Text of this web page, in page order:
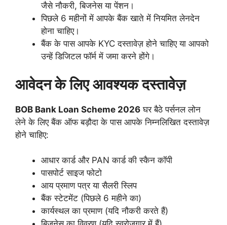
जैसे नौकरी, बिजनेस या पेंशन।
पिछले 6 महीनों में आपके बैंक खाते में नियमित लेनदेन
होना चाहिए।
बैंक के पास आपके KYC दस्तावेज़ होने चाहिए या आपको
उन्हें डिजिटल फॉर्म में जमा करने होंगे।
आवेदन के लिए आवश्यक दस्तावेज़
BOB Bank Loan Scheme 2026 घर बैठे पर्सनल लोन
लेने के लिए बैंक ऑफ बड़ौदा के पास आपके निम्नलिखित दस्तावेज़
होने चाहिए:
आधार कार्ड और PAN कार्ड की स्कैन कॉपी
पासपोर्ट साइज फोटो
आय प्रमाण पत्र या सैलरी स्लिप
बैंक स्टेटमेंट (पिछले 6 महीने का)
कार्यस्थल का प्रमाण (यदि नौकरी करते हैं)